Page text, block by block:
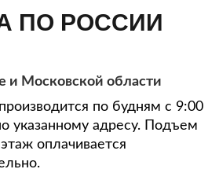
ПО РОССИИ
и Московской области
по будням с 9:00
указанному адресу. Подъем
оплачивается